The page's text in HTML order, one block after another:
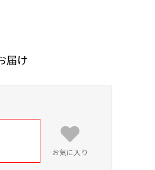
届け
お気に入り